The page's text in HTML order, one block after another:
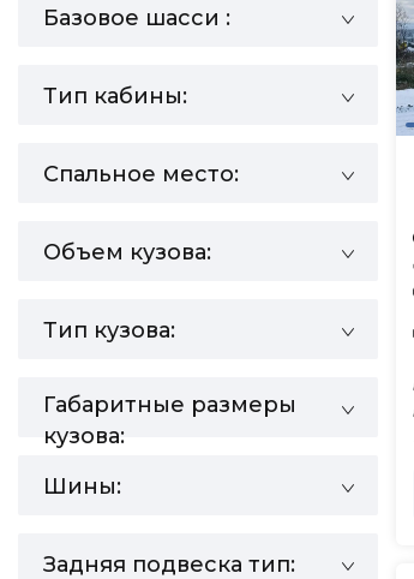
Базовое шасси :
Тип кабины:
Спальное место:
Объем кузова:
Тип кузова:
Габаритные размеры
кузова:
Шины:
Задняя подвеска тип: